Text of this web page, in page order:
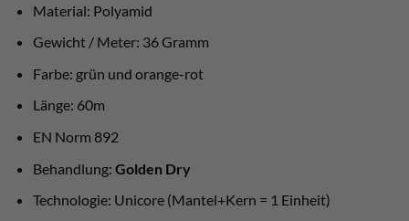
Material: Polyamid
Gewicht / Meter: 36 Gramm
Farbe: grün und orange-rot
Länge: 60m
EN Norm 892
Behandlung: Golden Dry
Technologie: Unicore (Mantel+Kern = 1 Einheit)